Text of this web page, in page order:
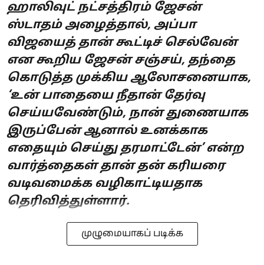
ஹாலிவுட் நட்சத்திரம் ஜேசன்
ஸ்டாதம் அழைத்தால், அப்பா
விஜயைத் தான் கூட்டிச் செல்வேன்
என கூறிய ஜேசன் சஞ்சய், தந்தை
கொடுத்த முக்கிய ஆலோசனையாக,
‘உன் பாதையை நீதான் தேர்வு
செய்யவேண்டும், நான் துணையாக
இருப்பேன் ஆனால் உனக்காக
எதையும் செய்து தரமாட்டேன்’ என்ற
வார்த்தைகள் தான் தன் கரியரை
வடிவமைக்க வழிகாட்டியதாக
தெரிவித்துள்ளார்.
முழுமையாகப் படிக்க